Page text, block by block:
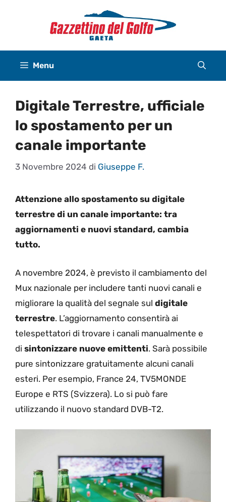
Menu
Digitale Terrestre, ufficiale
lo spostamento per un
canale importante
3 Novembre 2024 di Giuseppe F.
Attenzione allo spostamento su digitale
terrestre di un canale importante: tra
aggiornamenti e nuovi standard, cambia
tutto.
A novembre 2024, è previsto il cambiamento del
Mux nazionale per includere tanti nuovi canali e
migliorare la qualità del segnale sul digitale
terrestre. L’aggiornamento consentirà ai
telespettatori di trovare i canali manualmente e
di sintonizzare nuove emittenti. Sarà possibile
pure sintonizzare gratuitamente alcuni canali
esteri. Per esempio, France 24, TV5MONDE
Europe e RTS (Svizzera). Lo si può fare
utilizzando il nuovo standard DVB-T2.